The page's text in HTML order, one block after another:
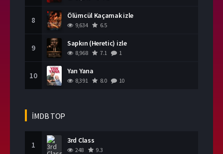
8 Ölümcül Kaçamak izle
9,634 6.5
9 Sapkın (Heretic) izle
8,968 7.1 1
10 Yan Yana
8,391 8.0 10
İMDB TOP
1 3rd Class
248 9.3